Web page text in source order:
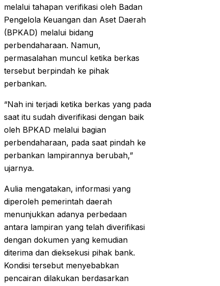
melalui tahapan verifikasi oleh Badan
Pengelola Keuangan dan Aset Daerah
(BPKAD) melalui bidang
perbendaharaan. Namun,
permasalahan muncul ketika berkas
tersebut berpindah ke pihak
perbankan.
“Nah ini terjadi ketika berkas yang pada
saat itu sudah diverifikasi dengan baik
oleh BPKAD melalui bagian
perbendaharaan, pada saat pindah ke
perbankan lampirannya berubah,”
ujarnya.
Aulia mengatakan, informasi yang
diperoleh pemerintah daerah
menunjukkan adanya perbedaan
antara lampiran yang telah diverifikasi
dengan dokumen yang kemudian
diterima dan dieksekusi pihak bank.
Kondisi tersebut menyebabkan
pencairan dilakukan berdasarkan